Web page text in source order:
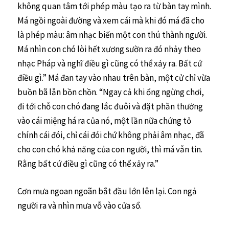
không quan tâm tới phép màu tạo ra từ bàn tay mình.
Má ngồi ngoài đường và xem cái mà khi đó má đã cho
là phép màu: âm nhạc biến một con thú thành người.
Má nhìn con chó lòi hết xương sườn ra đó nhảy theo
nhạc Pháp và nghĩ điều gì cũng có thể xảy ra. Bất cứ
điều gì.” Má đan tay vào nhau trên bàn, một cử chỉ vừa
buồn bã lẫn bồn chồn. “Ngay cả khi ổng ngừng chơi,
đi tới chỗ con chó đang lắc đuôi và đặt phần thưởng
vào cái miệng há ra của nó, một lần nữa chứng tỏ
chính cái đói, chỉ cái đói chứ không phải âm nhạc, đã
cho con chó khả năng của con người, thì má vẫn tin.
Rằng bất cứ điều gì cũng có thể xảy ra.”
Cơn mưa ngoan ngoãn bắt đầu lớn lên lại. Con ngả
người ra và nhìn mưa vỗ vào cửa sổ.